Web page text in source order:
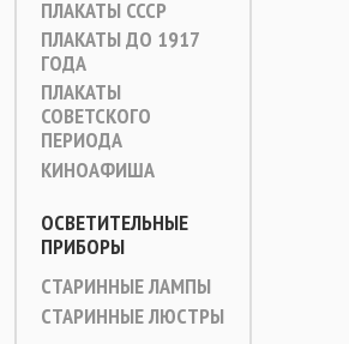
ПЛАКАТЫ СССР
ПЛАКАТЫ ДО 1917
ГОДА
ПЛАКАТЫ
СОВЕТСКОГО
ПЕРИОДА
КИНОАФИША
ОСВЕТИТЕЛЬНЫЕ
ПРИБОРЫ
СТАРИННЫЕ ЛАМПЫ
СТАРИННЫЕ ЛЮСТРЫ